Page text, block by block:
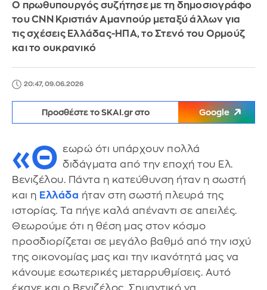
Ο πρωθυπουργός συζήτησε με τη δημοσιογράφο
του CNN Κριστιάν Αμανπούρ μεταξύ άλλων για
τις σχέσεις Ελλάδας-ΗΠΑ, το Στενό του Ορμούζ
και το ουκρανικό
20:47, 09.06.2026
Προσθέστε το SKAI.gr στο Google
«Θ εωρώ ότι υπάρχουν πολλά
διδάγματα από την εποχή του Ελ.
Βενιζέλου. Πάντα η κατεύθυνση ήταν η σωστή
και η Ελλάδα ήταν στη σωστή πλευρά της
ιστορίας. Τα πήγε καλά απέναντι σε απειλές.
Θεωρούμε ότι η θέση μας στον κόσμο
προσδιορίζεται σε μεγάλο βαθμό από την ισχύ
της οικονομίας μας και την ικανότητά μας να
κάνουμε εσωτερικές μεταρρυθμίσεις. Αυτό
έκανε και ο Βενιζέλος. Σημαντικό να